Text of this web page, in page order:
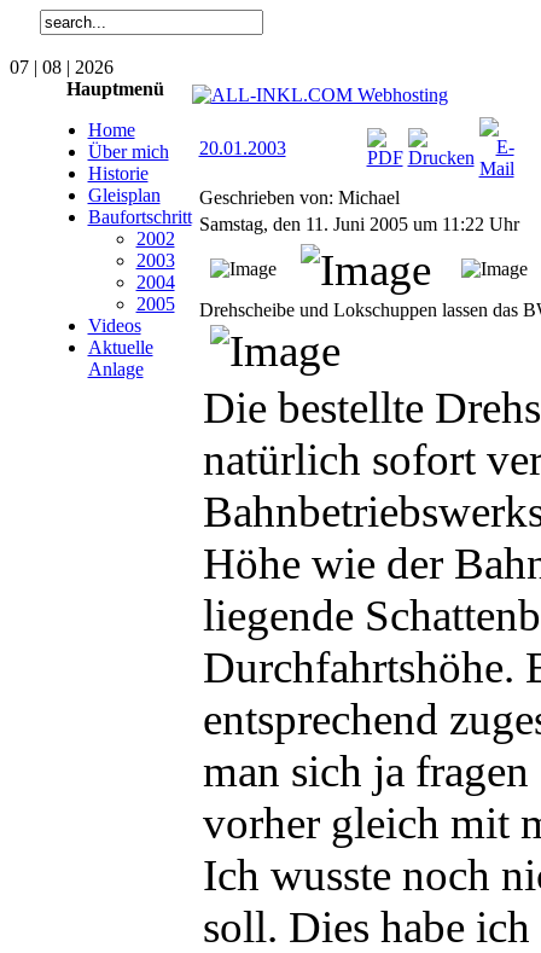
07 | 08 | 2026
Hauptmenü
Home
Über mich
Historie
Gleisplan
Baufortschritt
2002
2003
2004
2005
Videos
Aktuelle
Anlage
20.01.2003
Geschrieben von: Michael
Samstag, den 11. Juni 2005 um 11:22 Uhr
Drehscheibe und Lokschuppen lassen das
Die bestellte
natürlich sofort
Höhe wie der
liegende
Durchfahrtshöhe.
entsprechend
man sich ja
vorher gleich mit
Ich wusste noch
soll. Dies habe